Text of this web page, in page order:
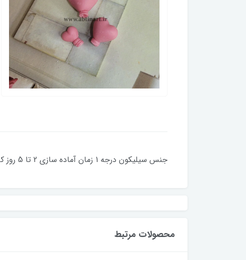
جنس سیلیکون درجه 1 زمان آماده سازی 2 تا 5 روز کاری
محصولات مرتبط